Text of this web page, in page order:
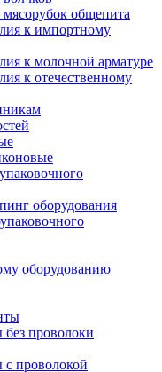
общепита
к импортному
к молочной арматуре
к отечественному
оборудования
оборудованию
проволоки
проволокой